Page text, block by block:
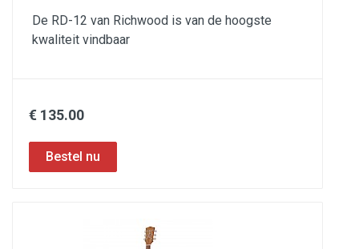
De RD-12 van Richwood is van de hoogste
kwaliteit vindbaar
€ 135.00